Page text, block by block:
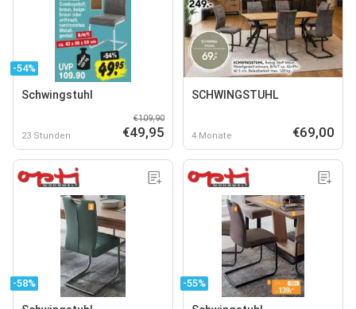
-54%
Schwingstuhl
23 Stunden
€109,90
€49,95
SCHWINGSTUHL
4 Monate €69,00
-58% -55%